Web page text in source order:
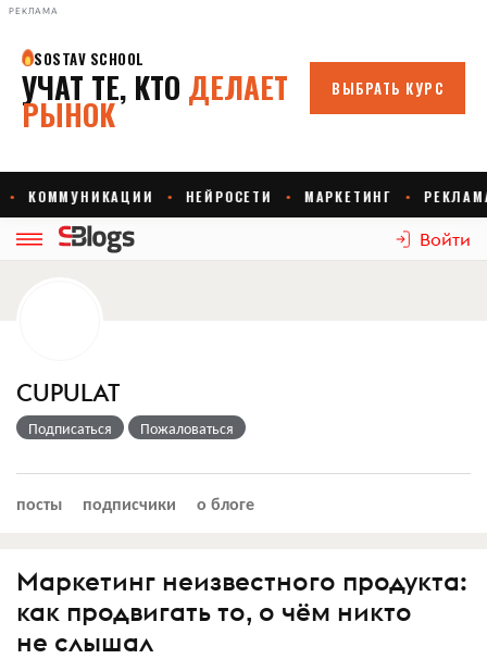
РЕКЛАМА
Войти
CUPULAT
Подписаться Пожаловаться
посты подписчики о блоге
Маркетинг неизвестного продукта:
как продвигать то, о чём никто
не слышал